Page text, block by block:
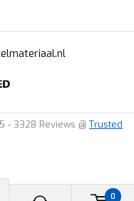
0
5 - 3328 Reviews @ Trusted